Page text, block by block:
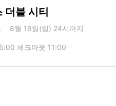
더블 시티
8월 16일(일) 24시까지
체크아웃 11:00